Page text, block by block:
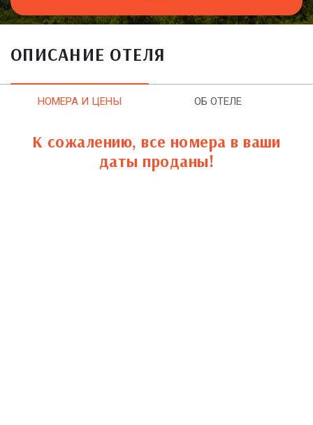
ОПИСАНИЕ ОТЕЛЯ
НОМЕРА И ЦЕНЫ ОБ ОТЕЛЕ
К сожалению, все номера в ваши
даты проданы!